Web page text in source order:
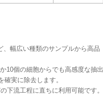
幅広い種類のサンプルから高品
10個の細胞からでも高感度な抽出
実に除去します。
下流工程に直ちに利用可能です。